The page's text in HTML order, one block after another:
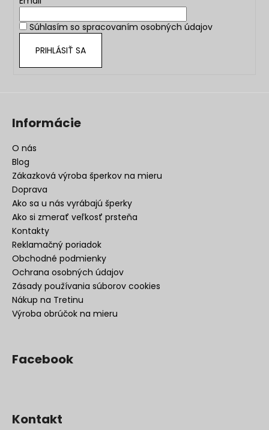
Súhlasím so spracovaním osobných údajov
PRIHLÁSIŤ SA
Informácie
O nás
Blog
Zákazková výroba šperkov na mieru
Doprava
Ako sa u nás vyrábajú šperky
Ako si zmerať veľkosť prsteňa
Kontakty
Reklamačný poriadok
Obchodné podmienky
Ochrana osobných údajov
Zásady používania súborov cookies
Nákup na Tretinu
Výroba obrúčok na mieru
Facebook
Kontakt